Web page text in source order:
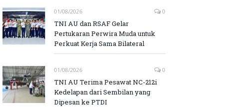
01/08/2026 0
TNI AU dan RSAF Gelar
Pertukaran Perwira Muda untuk
Perkuat Kerja Sama Bilateral
01/08/2026 0
TNI AU Terima Pesawat NC-212i
Kedelapan dari Sembilan yang
Dipesan ke PTDI